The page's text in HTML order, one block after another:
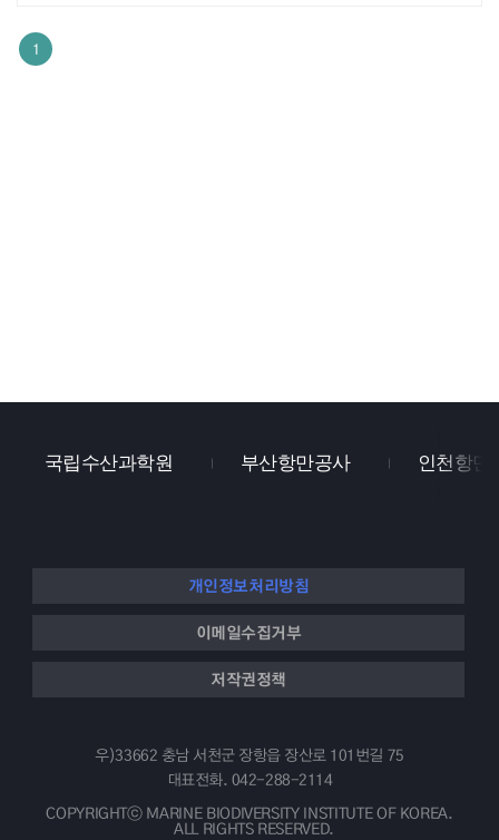
1
국립수산과학원 부산항만공사 인천항만
개인정보처리방침
이메일수집거부
저작권정책
우)33662 충남 서천군 장항읍 장산로 101번길 75
대표전화. 042-288-2114
COPYRIGHTⓒ MARINE BIODIVERSITY INSTITUTE OF KOREA.
ALL RIGHTS RESERVED.